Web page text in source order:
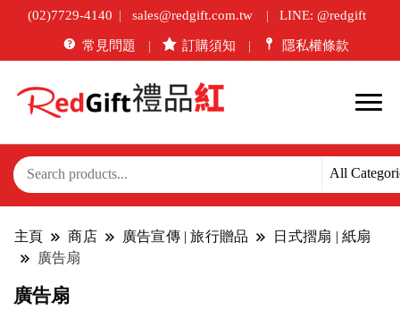
(02)7729-4140 sales@redgift.com.tw LINE: @redgift
常見問題 訂購須知 隱私權條款
主頁 商店 廣告宣傳 | 旅行贈品
日式摺扇 | 紙扇
廣告扇
廣告扇